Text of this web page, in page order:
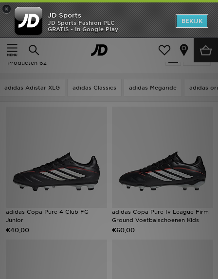
×
JD Sports
JD Sports Fashion PLC
GRATIS - In Google Play
BEKIJK
Thuis
Adidas Copa
Adidas Copa
Producten 62
adidas Adistar XLG adidas Classics adidas Megaride adidas
adidas Copa Pure 4 Club FG
Junior
€40,00
adidas Copa Pure Iv League Firm
Ground Voetbalschoenen Kids
€60,00
New In
Heren
Dames
Sport
Download de app